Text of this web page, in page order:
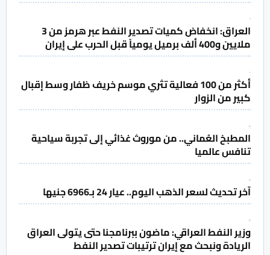
العراق: انخفاض كميات تصدير النفط عبر هرمز من 3
ملايين و400 ألف برميل يومياً قبل الحرب على إيران
أكثر من 100 فعالية تثري موسم خريف ظفار وسط إقبال
كبير من الزوار
المطبخ العُماني.. من موروث غذائي إلى تجربة سياحية
تنافس عالميا
آخر تحديث لسعر الذهب اليوم.. عيار 24 بـ6966 جنيها
وزير النفط العراقي: ماضون ببرنامجنا حتى يتولى العراق
الريادة ونبحث مع إيران ترتيبات تصدير النفط